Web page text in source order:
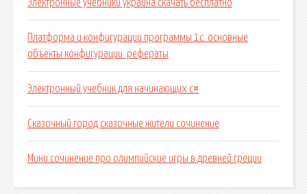
Электронные учебники украина скачать бесплатно
Платформа и конфигурации программы 1с. основные
объекты конфигурации. рефераты
Электронный учебник для начинающих c#
Сказочный город сказочные жители сочинение
Мини сочинение про олимпийские игры в древней греции